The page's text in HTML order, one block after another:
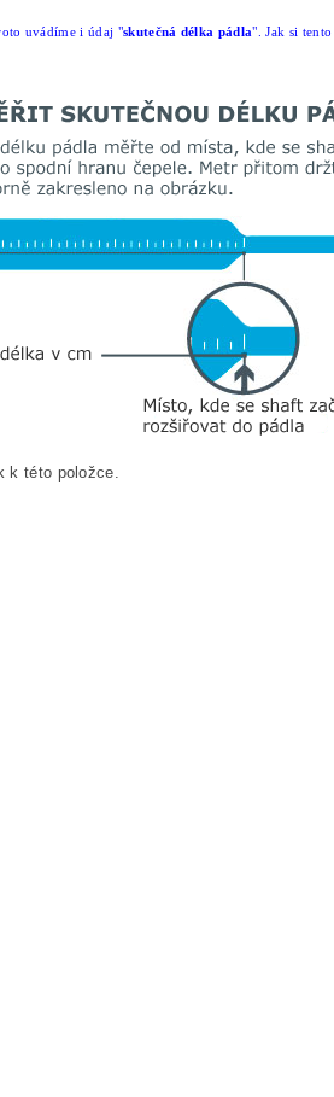
uvádíme i údaj "skutečná délka pádla". Jak si
k této položce.